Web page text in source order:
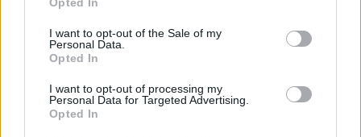
use your data for below specified purposes in below Google
consent section.
I want to opt-out of the Sale of my
Personal Data.
Opted In
I want to opt-out of processing my
Personal Data for Targeted Advertising.
Opted In
lényege, a mozgó, aktív, fiatal Judit találkozik a
mozdulatlan mozgatóval, a Kékszakállúval, aki elég
jól manipulálja, egyrészt szavakkal mindent enged
(nyithatsz-csukhatsz minden ajtót), másrészt
fenyeget, bár nyilván azt is tudja, hogy a tiltás
lényege az engedetlenségre biztatás.